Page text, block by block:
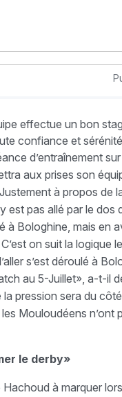
effectue un bon
confiance et
d’entraînement
aux prises son
à propos de
est pas allé par le
à Bologhine, mais en
on suit la logique
s’est déroulé à
au 5-Juillet», a-t-il
pression sera du
Mouloudéens n’ont
le derby»
à marquer